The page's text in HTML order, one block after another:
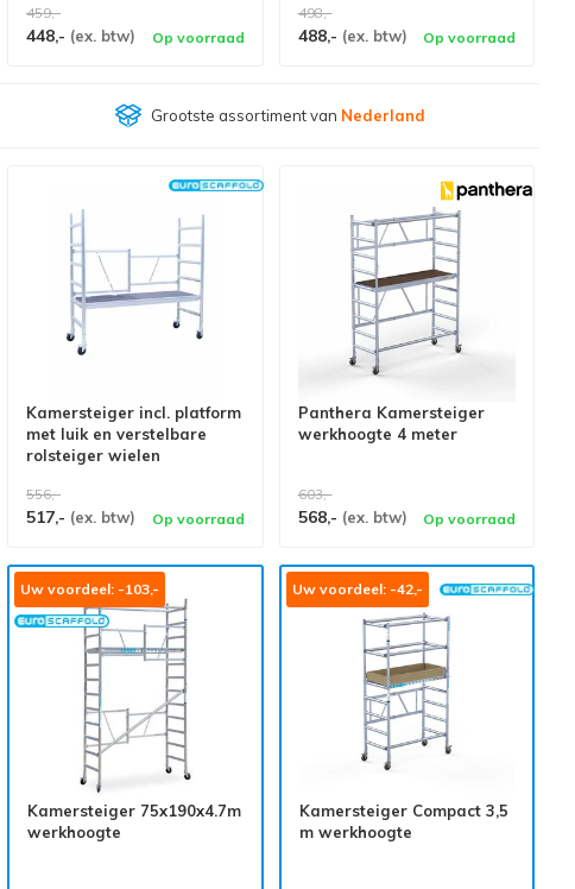
459,-
448,- (ex. btw) Op voorraad
498,-
488,- (ex. btw) Op voorraad
Klantenbeoordeling 9,4/10
Kamersteiger incl. platform
met luik en verstelbare
rolsteiger wielen
556,-
517,- (ex. btw) Op voorraad
Panthera Kamersteiger
werkhoogte 4 meter
603,-
568,- (ex. btw) Op voorraad
Uw voordeel: -103,-
Kamersteiger 75x190x4.7m
werkhoogte
Uw voordeel: -42,-
Kamersteiger Compact 3,5
m werkhoogte